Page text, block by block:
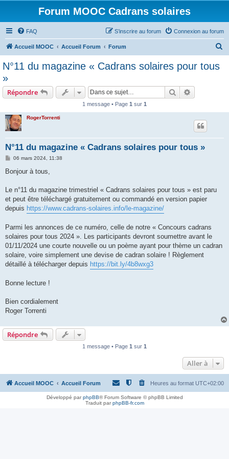
Forum MOOC Cadrans solaires
FAQ Connexion au forum
S’inscrire au forum
Accueil MOOC Accueil Forum Forum
N°11 du magazine « Cadrans solaires pour tous
»
Répondre Rechercher
1 message • Page 1 sur 1
RogerTorrenti
N°11 du magazine « Cadrans solaires pour tous »
M
s
g
06 mars 2024, 11:38
Bonjour à tous,
Le n°11 du magazine trimestriel « Cadrans solaires pour tous » est paru
et peut être téléchargé gratuitement ou commandé en version papier
depuis https://www.cadrans-solaires.info/le-magazine/
Parmi les annonces de ce numéro, celle de notre « Concours cadrans
solaires pour tous 2024 ». Les participants devront soumettre avant le
01/11/2024 une courte nouvelle ou un poème ayant pour thème un cadran
solaire, voire simplement une devise de cadran solaire ! Règlement
détaillé à télécharger depuis https://bit.ly/4b8wxg3
Bonne lecture !
Bien cordialement
Roger Torrenti
Répondre
1 message • Page 1 sur 1
Aller à
Accueil MOOC Accueil Forum Heures au format UTC+02:00
Développé parphpBB® Forum Software © phpBB Limited
Traduit parphpBB-fr.com